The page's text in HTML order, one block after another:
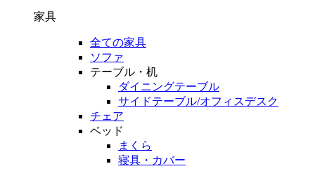
家具
全ての家具
ソファ
テーブル・机
ダイニングテーブル
サイドテーブル/オフィスデスク
チェア
ベッド
まくら
寝具・カバー